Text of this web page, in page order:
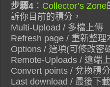
步驟4 ： Collector’s Zone
訴你目前的積分，
Multi-Upload / 多檔上傳
Refresh page / 重新整理
Options / 選項(可修改密
Remote-Uploads / 遠端
Convert points / 兌換積
Last download / 最後下